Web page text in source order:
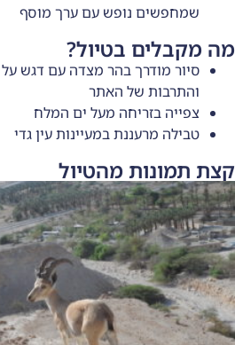
נופש עם ערך מוסף
בטיול?
בהר מצדה עם דגש על ההיסטוריה
של האתר
מעל ים המלח
במעיינות עין גדי
מהטיול